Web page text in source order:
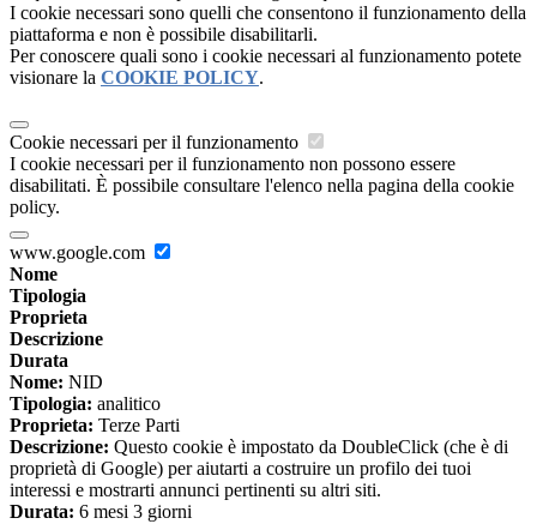
I cookie necessari sono quelli che consentono il funzionamento della
piattaforma e non è possibile disabilitarli.
Per conoscere quali sono i cookie necessari al funzionamento potete
visionare la COOKIE POLICY.
Cookie necessari per il funzionamento
I cookie necessari per il funzionamento non possono essere
disabilitati. È possibile consultare l'elenco nella pagina della cookie
policy.
www.google.com
Nome
Tipologia
Proprieta
Descrizione
Durata
Nome: NID
Tipologia: analitico
Proprieta: Terze Parti
Descrizione: Questo cookie è impostato da DoubleClick (che è di
proprietà di Google) per aiutarti a costruire un profilo dei tuoi
interessi e mostrarti annunci pertinenti su altri siti.
Durata: 6 mesi 3 giorni